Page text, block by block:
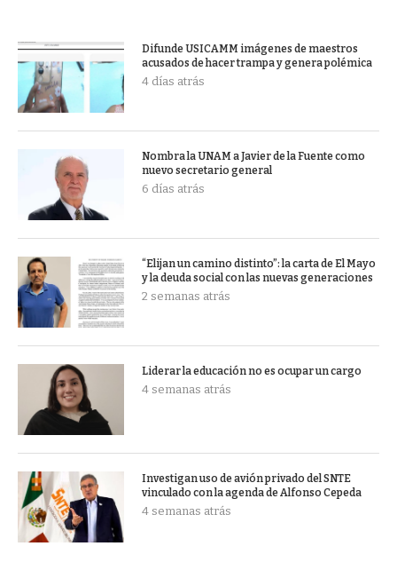
Difunde USICAMM imágenes de maestros
acusados de hacer trampa y genera polémica
4 días atrás
Nombra la UNAM a Javier de la Fuente como
nuevo secretario general
6 días atrás
“Elijan un camino distinto”: la carta de El Mayo
y la deuda social con las nuevas generaciones
2 semanas atrás
Liderar la educación no es ocupar un cargo
4 semanas atrás
Investigan uso de avión privado del SNTE
vinculado con la agenda de Alfonso Cepeda
4 semanas atrás